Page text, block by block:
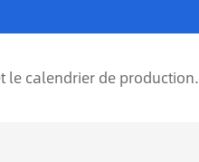
le calendrier de production.